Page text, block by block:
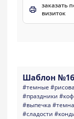
заказать
визиток
Шаблон
#темные
#праздники
#выпечка
#сладости